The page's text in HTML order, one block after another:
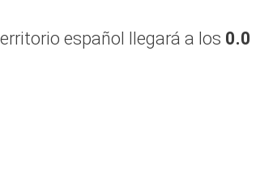
español llegará a los 0.0